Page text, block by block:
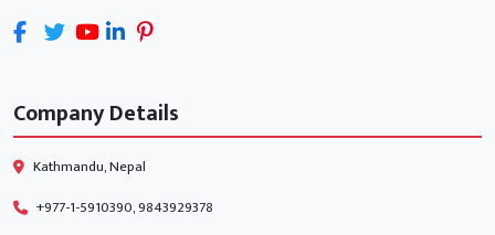
Company Details
Kathmandu, Nepal
+977-1-5910390, 9843929378